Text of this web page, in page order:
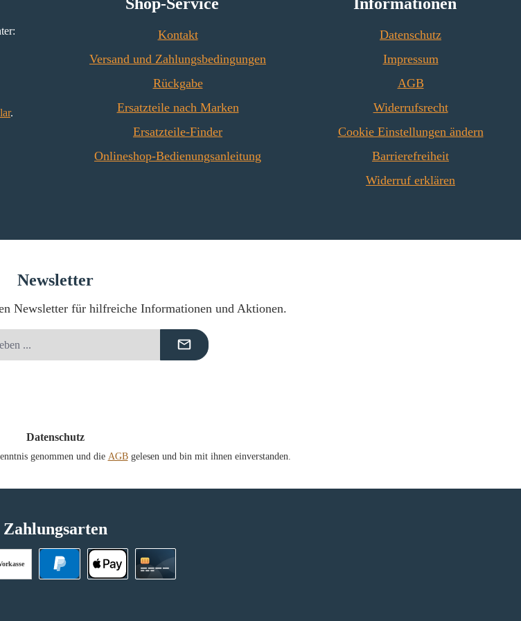
.
Kontakt
Versand und Zahlungsbedingungen
Rückgabe
Ersatzteile nach Marken
Ersatzteile-Finder
Onlineshop-Bedienungsanleitung
Datenschutz
Impressum
AGB
Widerrufsrecht
Cookie Einstellungen ändern
Barrierefreiheit
Widerruf erklären
Newsletter
Newsletter für hilfreiche Informationen und Aktionen.
Datenschutz
genommen und die AGBgelesen und bin mit ihnen einverstanden.
Zahlungsarten